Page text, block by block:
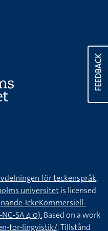
FEEDBACK
för teckenspråk,
universitetis licensed
IckeKommersiell-
SA 4.0).Based on a work
for-lingvistik/. Tillstånd